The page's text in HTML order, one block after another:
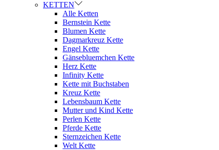
KETTEN
Alle Ketten
Bernstein Kette
Blumen Kette
Dagmarkreuz Kette
Engel Kette
Gänsebluemchen Kette
Herz Kette
Infinity Kette
Kette mit Buchstaben
Kreuz Kette
Lebensbaum Kette
Mutter und Kind Kette
Perlen Kette
Pferde Kette
Sternzeichen Kette
Welt Kette